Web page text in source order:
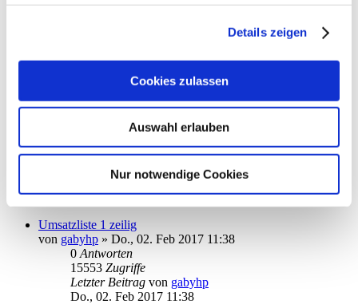
Details zeigen
Cookies zulassen
Auswahl erlauben
Nur notwendige Cookies
Letzter Beitragvonkuddel
Fr., 03. Feb 2017 18:40
Kontensortierung für Überweisungen
2Antworten
Zugriffe
Letzter Beitragvonmoneymaus
Fr., 03. Feb 2017 14:28
Umsatzliste 1 zeilig
von gabyhp » Do., 02. Feb 2017 11:38
0 Antworten
15553 Zugriffe
Letzter Beitrag von gabyhp
Do., 02. Feb 2017 11:38